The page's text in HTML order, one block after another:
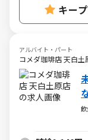
キー
アルバイト・パート
コメダ珈琲店 天白土
飲